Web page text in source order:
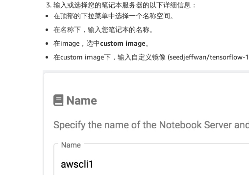
输入或选择您的笔记本服务器的以下详细信息：
在顶部的下拉菜单中选择一个名称空间。
在名称下，输入您笔记本的名称。
在image，选中custom image。
在custom image下，输入自定义镜像 (seedjeffwan/tensorflow-